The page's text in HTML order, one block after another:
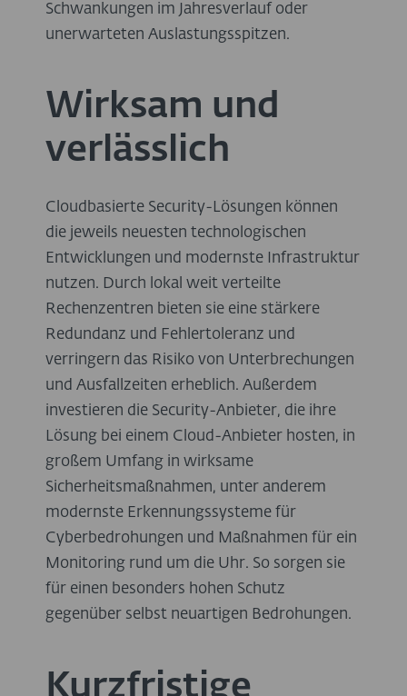
Schwankungen im Jahresverlauf oder
unerwarteten Auslastungsspitzen.
Wirksam und
verlässlich
Cloudbasierte Security-Lösungen können
die jeweils neuesten technologischen
Entwicklungen und modernste Infrastruktur
nutzen. Durch lokal weit verteilte
Rechenzentren bieten sie eine stärkere
Redundanz und Fehlertoleranz und
verringern das Risiko von Unterbrechungen
und Ausfallzeiten erheblich. Außerdem
investieren die Security-Anbieter, die ihre
Lösung bei einem Cloud-Anbieter hosten, in
großem Umfang in wirksame
Sicherheitsmaßnahmen, unter anderem
modernste Erkennungssysteme für
Cyberbedrohungen und Maßnahmen für ein
Monitoring rund um die Uhr. So sorgen sie
für einen besonders hohen Schutz
gegenüber selbst neuartigen Bedrohungen.
Kurzfristige